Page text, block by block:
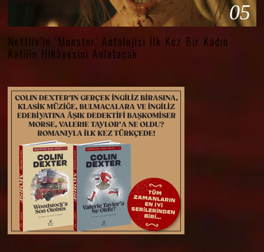
05
Netflix’in ‘Monster’ Antolojisi İlk Kez Bir Kadın
Katilin Hikâyesini Anlatacak